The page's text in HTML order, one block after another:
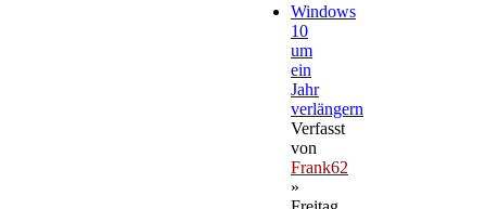
Windows
10
um
ein
Jahr
verlängern
Verfasst
von
Frank62
»